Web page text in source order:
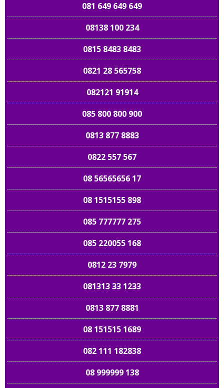
081 649 649 649
08138 100 234
0815 8483 8483
0821 28 565758
082121 91914
085 800 800 900
0813 877 8883
0822 557 567
08 56565656 17
08 1515155 898
085 777777 275
085 220055 168
0812 23 7979
081313 33 1233
0813 877 8881
08 151515 1689
082 111 182838
08 999999 138